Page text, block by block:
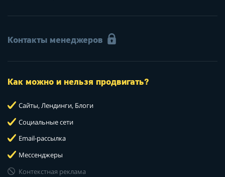
Контакты менеджеров
Как можно и нельзя продвигать?
Сайты, Лендинги, Блоги
Социальные сети
Email-рассылка
Мессенджеры
Контекстная реклама